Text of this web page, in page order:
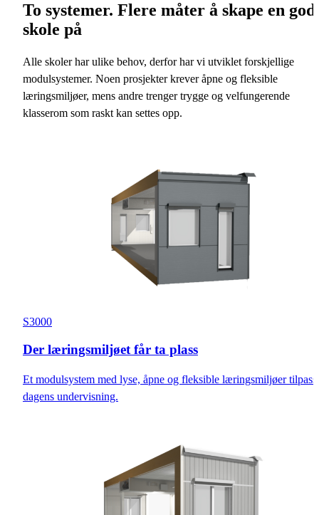
To systemer. Flere måter å skape en god
skole på
Alle skoler har ulike behov, derfor har vi utviklet forskjellige
modulsystemer. Noen prosjekter krever åpne og fleksible
læringsmiljøer, mens andre trenger trygge og velfungerende
klasserom som raskt kan settes opp.
S3000
Der læringsmiljøet får ta plass
Et modulsystem med lyse, åpne og fleksible læringsmiljøer
dagens undervisning.